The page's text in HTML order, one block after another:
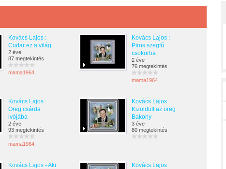
Kovács Lajos :
Cudar ez a világ
2 éve
87 megtekintés
mama1964
Kovács Lajos :
Piros szegfű
csokorba
2 éve
76 megtekintés
mama1964
Kovács Lajos :
Öreg csárda
ivójába
2 éve
93 megtekintés
mama1964
Kovács Lajos :
Kizöldült az öreg
Bakony
3 éve
80 megtekintés
Kovács Lajos - Aki
Kovács Lajos :